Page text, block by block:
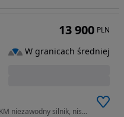
1396 cm3 • 100 KM • 1.4 benzyna 100 KM niezawodny silnik, niski przebieg
13 900 PLN
W granicach średniej